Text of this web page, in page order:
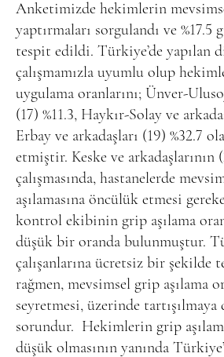
Anketimizde hekimlerin
yaptırmaları sorgulandı ve
tespit edildi. Türkiye’de yapılan
çalışmamızla uyumlu olup
uygulama oranlarını; Ünver-
(17) %11.3, Haykır-Solay ve
Erbay ve arkadaşları (19) %32.7
etmiştir. Keske ve arkadaşlarının
çalışmasında, hastanelerde
aşılamasına öncülük etmesi
kontrol ekibinin grip aşılama
düşük bir oranda bulunmuştur.
çalışanlarına ücretsiz bir şekilde
rağmen, mevsimsel grip aşılama
seyretmesi, üzerinde tartışılmaya
sorundur. Hekimlerin grip
düşük olmasının yanında